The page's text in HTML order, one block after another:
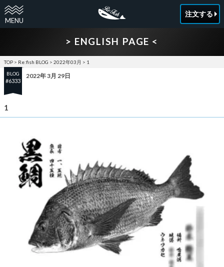
注文する
> ENGLISH PAGE <
TOP > Re:fish BLOG > 2022年03月 > 1
BLOG
#6333
2022年 3月 29日
1